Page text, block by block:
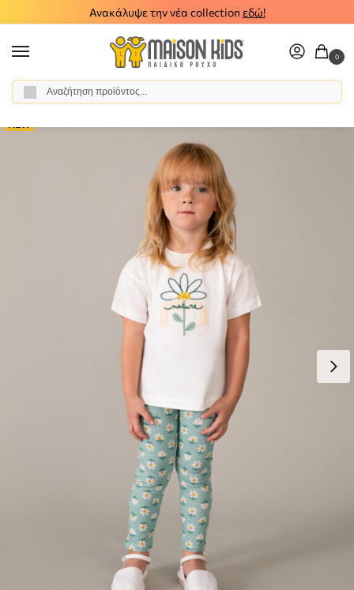
Ανακάλυψε την νέα collection εδώ!
0
Αρχική σελίδα / Κορίτσι / Ρούχα